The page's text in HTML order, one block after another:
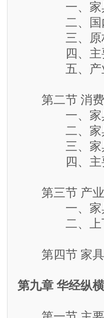
一、家具台
二、国内
三、原材
四、主要
五、产业
第二节 消费
一、家具台
二、家具台
三、家具台
四、主要消
第三节 产业
一、家具台
二、上下
第四节 家具
第九章 华经纵